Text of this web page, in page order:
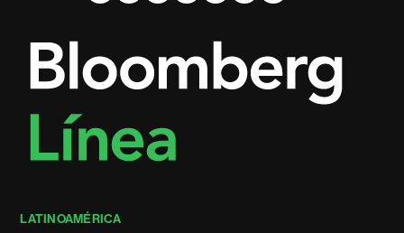
LATINOAMÉRICA